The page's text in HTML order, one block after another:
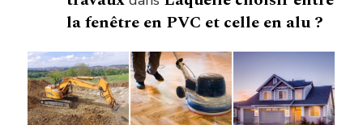
la fenêtre en PVC et celle en alu ?